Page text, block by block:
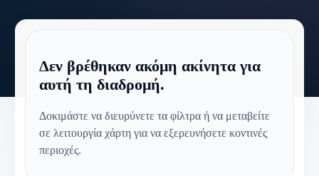
Δεν βρέθηκαν ακόμη ακίνητα για
αυτή τη διαδρομή.
Δοκιμάστε να διευρύνετε τα φίλτρα ή να μεταβείτε
σε λειτουργία χάρτη για να εξερευνήσετε κοντινές
περιοχές.